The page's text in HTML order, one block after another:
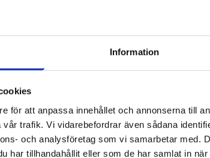
Information
för att anpassa innehållet och annonserna till
trafik. Vi vidarebefordrar även sådana
och analysföretag som vi samarbetar med.
har tillhandahållit eller som de har samlat in
åtminstone delvis kunna leda sitt eget arbete.
medicinskt, men som stöd för den medicinska
själva tar fram. För att kunna förebygga
sträva efter gott ledarskap, tillräckliga
i sin tur ett samarbete mellan
psykisk hälsa